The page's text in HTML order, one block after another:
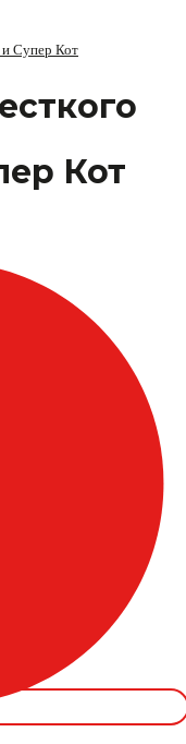
и Супер Кот
Кот